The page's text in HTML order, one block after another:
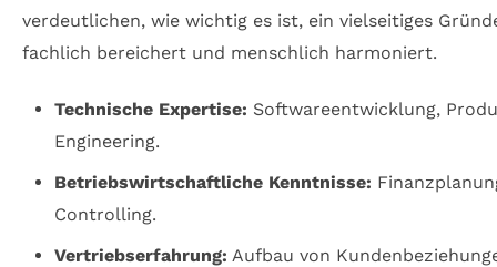
verdeutlichen, wie wichtig es ist, ein vielseitiges
fachlich bereichert und menschlich harmoniert.
Technische Expertise: Softwareentwicklung,
Engineering.
Betriebswirtschaftliche Kenntnisse:
Controlling.
Vertriebserfahrung: Aufbau von